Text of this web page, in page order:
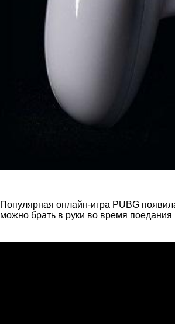
Популярная онлайн-игра PUBG
можно брать в руки во время поедания